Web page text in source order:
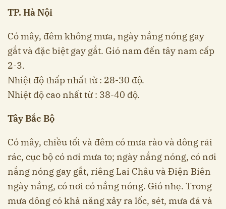
TP. Hà Nội
Có mây, đêm không mưa, ngày nắng nóng gay
gắt và đặc biệt gay gắt. Gió nam đến tây nam cấp
2-3.
Nhiệt độ thấp nhất từ : 28-30 độ.
Nhiệt độ cao nhất từ : 38-40 độ.
Tây Bắc Bộ
Có mây, chiều tối và đêm có mưa rào và dông rải
rác, cục bộ có nơi mưa to; ngày nắng nóng, có nơi
nắng nóng gay gắt, riêng Lai Châu và Điện Biên
ngày nắng, có nơi có nắng nóng. Gió nhẹ. Trong
mưa dông có khả năng xảy ra lốc, sét, mưa đá và